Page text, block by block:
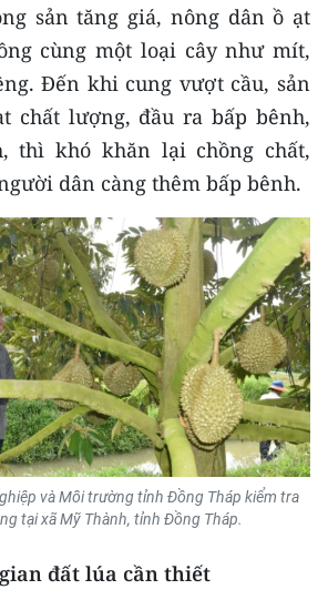
sản tăng giá, nông dân ồ ạt
cùng một loại cây như mít,
Đến khi cung vượt cầu, sản
chất lượng, đầu ra bấp bênh,
thì khó khăn lại chồng chất,
dân càng thêm bấp bênh.
và Môi trường tỉnh Đồng Tháp kiểm tra
tại xã Mỹ Thành, tỉnh Đồng Tháp.
đất lúa cần thiết